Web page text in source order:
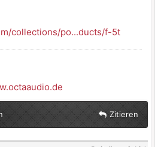
collections/po...ducts/f-5t
Zitieren